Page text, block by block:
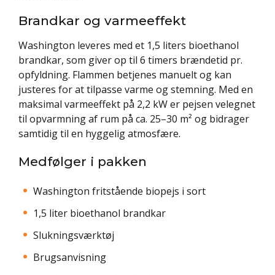
Brandkar og varmeeffekt
Washington leveres med et 1,5 liters bioethanol
brandkar, som giver op til 6 timers brændetid pr.
opfyldning. Flammen betjenes manuelt og kan
justeres for at tilpasse varme og stemning. Med en
maksimal varmeeffekt på 2,2 kW er pejsen velegnet
til opvarmning af rum på ca. 25–30 m² og bidrager
samtidig til en hyggelig atmosfære.
Medfølger i pakken
Washington fritstående biopejs i sort
1,5 liter bioethanol brandkar
Slukningsværktøj
Brugsanvisning